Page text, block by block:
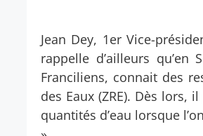
Jean Dey, 1er Vice-
rappelle d’ailleurs
Franciliens, connait des
des Eaux (ZRE). Dès lors,
quantités d’eau lorsque